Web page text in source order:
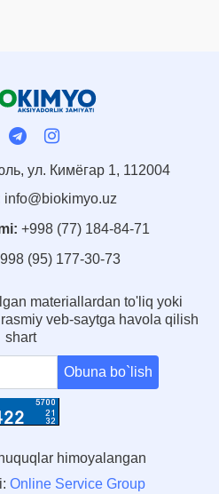
ул. Кимёгар 1, 112004
info@biokimyo.uz
+998 (77) 184-84-71
(95) 177-30-73
materiallardan to'liq yoki
veb-saytga havola qilish
shart
Obuna bo`lish
himoyalangan
Online Service Group